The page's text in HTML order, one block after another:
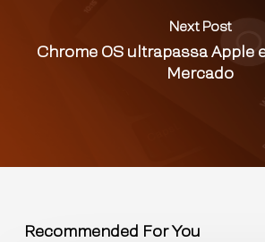
Next Post
Chrome OS ultrapassa Apple
Mercado
Recommended For You